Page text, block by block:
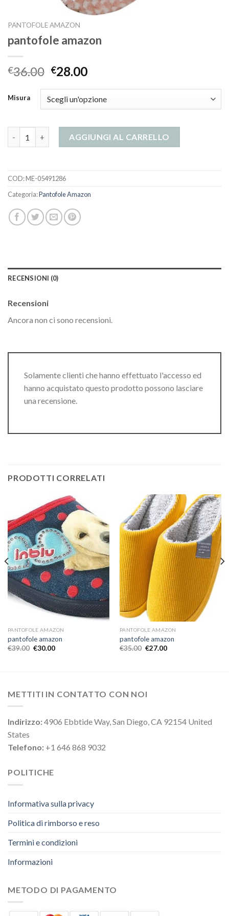
PANTOFOLE AMAZON
pantofole amazon
€36.00 €28.00
Misura
AGGIUNGI AL CARRELLO
COD:ME-05491286
Categoria:Pantofole Amazon
RECENSIONI (0)
Recensioni
Ancora non ci sono recensioni.
Solamente clienti che hanno effettuato l'accesso ed
hanno acquistato questo prodotto possono lasciare
una recensione.
PRODOTTI CORRELATI
PANTOFOLE AMAZON
pantofole amazon
€39.00 €30.00
PANTOFOLE AMAZON
pantofole amazon
€35.00 €27.00
METTITI IN CONTATTO CON NOI
Indirizzo:4906 Ebbtide Way, San Diego, CA 92154 United
States
Telefono: +1 646 868 9032
POLITICHE
Informativa sulla privacy
Politica di rimborso e reso
Termini e condizioni
Informazioni
METODO DI PAGAMENTO